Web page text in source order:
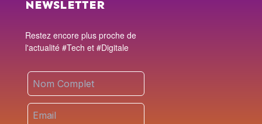
NEWSLETTER
Restez encore plus proche de
l'actualité #Tech et #Digitale